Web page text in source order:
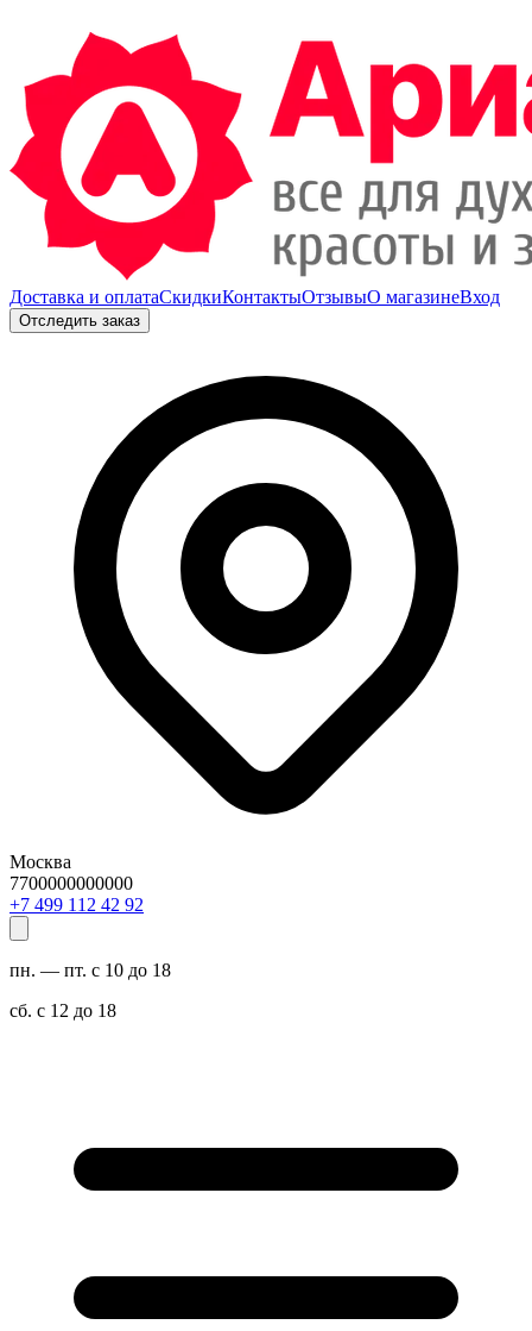
Доставка и оплатаСкидкиКонтактыОтзывыО магазинеВход
Отследить заказ
Москва
7700000000000
29 24 211 994 7+
пн. — пт. с 10 до 18
сб. с 12 до 18